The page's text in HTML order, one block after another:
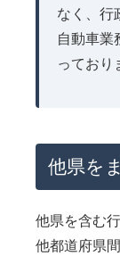
なく、行
自動車業
っており
他県を
他県を含む
他都道府県